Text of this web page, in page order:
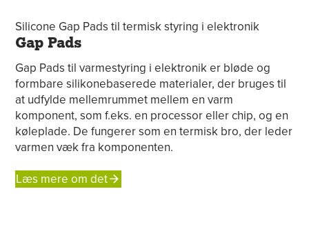
Gap Pads
Gap Pads til varmestyring i elektronik er bløde og
formbare silikonebaserede materialer, der bruges til
at udfylde mellemrummet mellem en varm
komponent, som f.eks. en processor eller chip, og en
køleplade. De fungerer som en termisk bro, der leder
varmen væk fra komponenten.
Læs mere om det